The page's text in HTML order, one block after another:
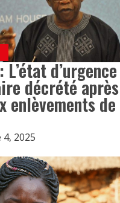
d’urgence
décrété
enlèvements
2025